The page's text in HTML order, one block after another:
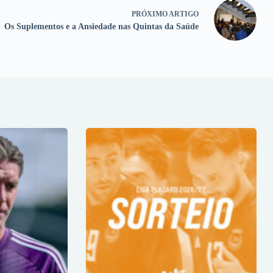
PRÓXIMO ARTIGO
Os Suplementos e a Ansiedade nas Quintas da Saúde